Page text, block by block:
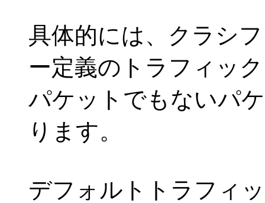
具体的には、クラシ
ー定義のトラフィッ
パケットでもないパ
ります。
デフォルトトラフィ